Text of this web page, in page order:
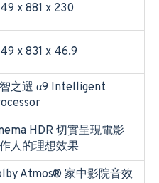
x 881 x 230
x 831 x 46.9
之選 α9 Intelligent
HDR 切實呈現電影
人的理想效果
Atmos® 家中影院音效